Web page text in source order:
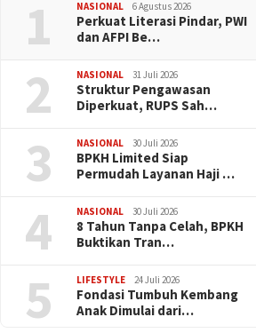
1 NASIONAL 6 Agustus 2026
Perkuat Literasi Pindar, PWI
dan AFPI Be…
2 NASIONAL 31 Juli 2026
​Struktur Pengawasan
Diperkuat, RUPS Sah…
3 NASIONAL 30 Juli 2026
BPKH Limited Siap
Permudah Layanan Haji …
4 NASIONAL 30 Juli 2026
​8 Tahun Tanpa Celah, BPKH
Buktikan Tran…
5 LIFESTYLE 24 Juli 2026
Fondasi Tumbuh Kembang
Anak Dimulai dari…